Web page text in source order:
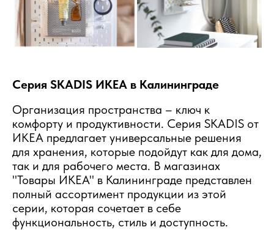
Серия SKADIS ИКЕА в Калининграде
Организация пространства – ключ к
комфорту и продуктивности. Серия SKADIS от
ИКЕА предлагает универсальные решения
для хранения, которые подойдут как для дома,
так и для рабочего места. В магазинах
"Товары ИКЕА" в Калининграде представлен
полный ассортимент продукции из этой
серии, которая сочетает в себе
функциональность, стиль и доступность.